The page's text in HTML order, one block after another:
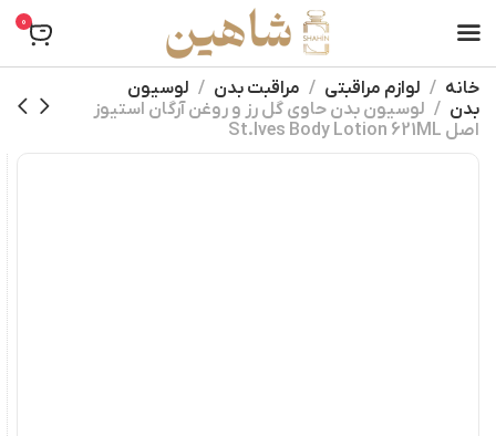
0
خانه لوازم مراقبتی مراقبت بدن
لوسیون
بدن
لوسیون بدن حاوی گل رز و روغن آرگان استیوز
اصل St.Ives Body Lotion 621ML